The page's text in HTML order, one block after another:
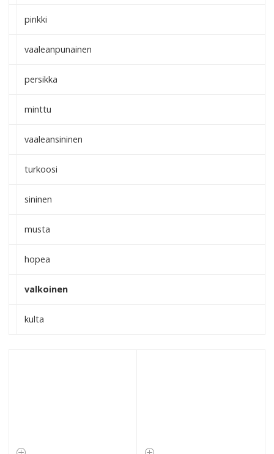
pinkki
vaaleanpunainen
persikka
minttu
vaaleansininen
turkoosi
sininen
musta
hopea
valkoinen
kulta